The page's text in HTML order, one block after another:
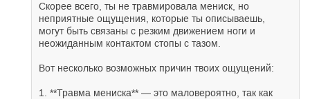
Скорее всего, ты не травмировала мениск, но
неприятные ощущения, которые ты описываешь,
могут быть связаны с резким движением ноги и
неожиданным контактом стопы с тазом.
Вот несколько возможных причин твоих ощущений:
1. **Травма мениска** — это маловероятно, так как